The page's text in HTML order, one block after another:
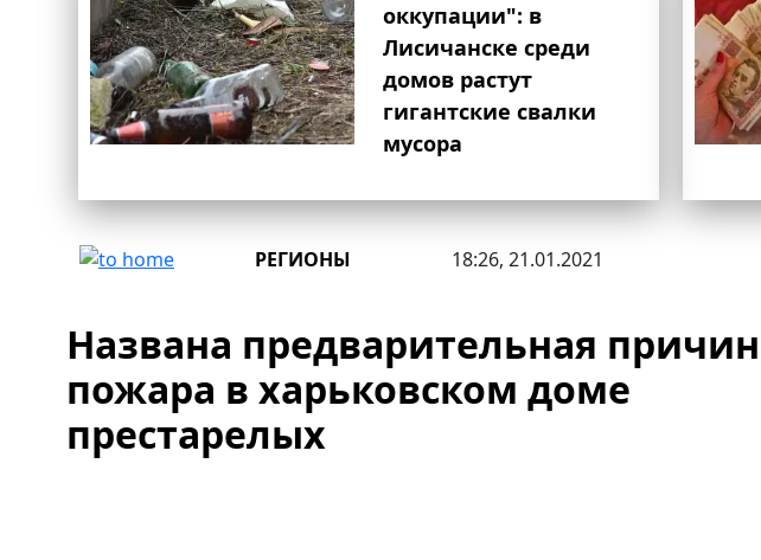
оккупации": в
Лисичанске среди
домов растут
гигантские свалки
мусора
РЕГИОНЫ 18:26, 21.01.2021
Названа предварительная
пожара в харьковском доме
престарелых